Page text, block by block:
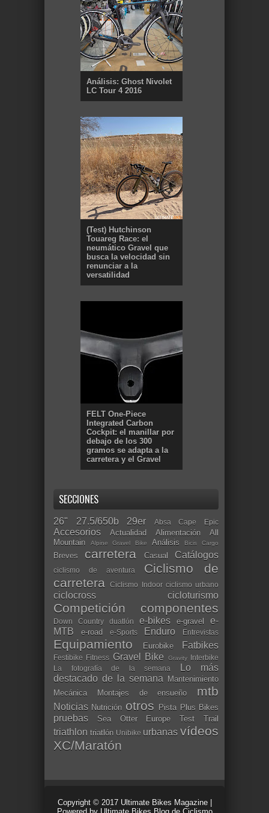
Análisis: Ghost Nivolet
LC Tour 4 2016
(Test) Hutchinson
Touareg Race: el
neumático Gravel que
busca la velocidad sin
renunciar a la
versatilidad
FELT One-Piece
Integrated Carbon
Cockpit: el manillar por
debajo de los 300
gramos se adapta a la
carretera y el Gravel
SECCIONES
26" 27.5/650b 29er Absa Cape Epic
Accesorios Actualidad Alimentación
All
Mountain
Alpine Gravel Bike Análisis Bicis Cargo
Breves carretera Casual Catálogos
ciclismo de aventura
Ciclismo de
carretera
Ciclismo Indoor ciclismo urbano
ciclocross cicloturismo
Competición componentes
Down Country duatlón e-bikes e-gravel
e-
MTB
e-road e-Sports Enduro Entrevistas
Equipamiento Eurobike Fatbikes
Festibike Fitness Gravel Bike Gravity
Interbike
La fotografía de la semana
Lo más
destacado de la semana Mantenimiento
Mecánica
Montajes de ensueño mtb
Noticias Nutrición otros Pista Plus Bikes
pruebas Sea Otter Europe Test Trail
triathlon triatlón Unibike urbanas vídeos
XC/Maratón
Copyright © 2017 Ultimate Bikes Magazine|